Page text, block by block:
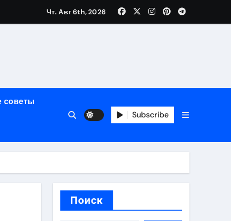
ЭКС Apollo DR
маневренность
Чт. Авг 6th, 2026
советы
Subscribe
Поиск